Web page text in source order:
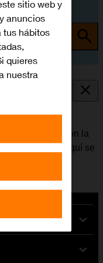
automática de
las apps con la
o manual. Aquí se
sitio web y
anuncios
tus hábitos
quieres
nuestra